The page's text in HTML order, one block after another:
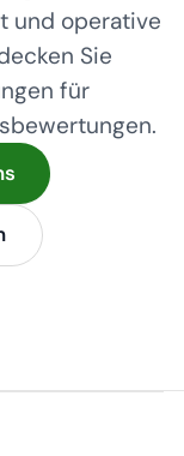
und operative
Sie
für